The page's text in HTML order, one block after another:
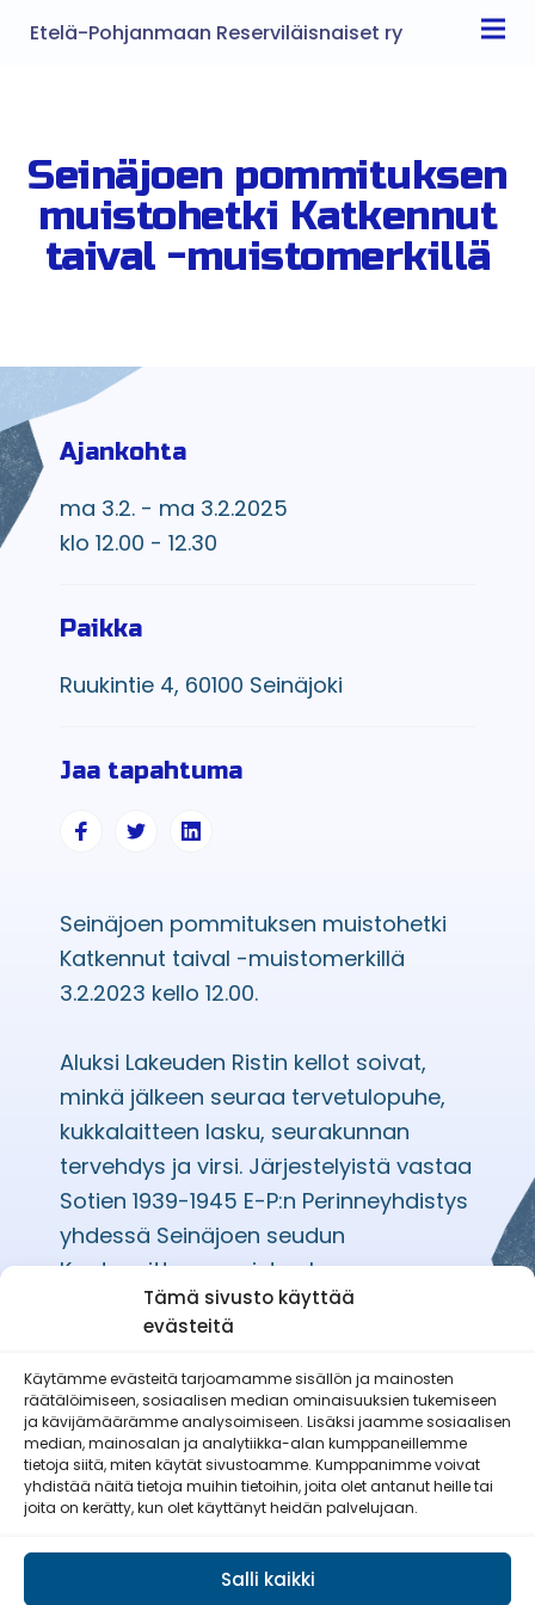
Tämä sivusto käyttää
evästeitä
Käytämme evästeitä tarjoamamme sisällön ja mainosten
räätälöimiseen, sosiaalisen median ominaisuuksien tukemiseen
ja kävijämäärämme analysoimiseen. Lisäksi jaamme sosiaalisen
median, mainosalan ja analytiikka-alan kumppaneillemme
tietoja siitä, miten käytät sivustoamme. Kumppanimme voivat
yhdistää näitä tietoja muihin tietoihin, joita olet antanut heille tai
joita on kerätty, kun olet käyttänyt heidän palvelujaan.
Salli kaikki
Etelä-Pohjanmaan Reserviläisnaiset ry
Seinäjoen pommituksen
muistohetki Katkennut
taival -muistomerkillä
Ajankohta
ma 3.2. - ma 3.2.2025
klo 12.00 - 12.30
Paikka
Ruukintie 4, 60100 Seinäjoki
Jaa tapahtuma
Seinäjoen pommituksen muistohetki
Katkennut taival -muistomerkillä
3.2.2023 kello 12.00.
Aluksi Lakeuden Ristin kellot soivat,
minkä jälkeen seuraa tervetulopuhe,
kukkalaitteen lasku, seurakunnan
tervehdys ja virsi. Järjestelyistä vastaa
Sotien 1939-1945 E-P:n Perinneyhdistys
yhdessä Seinäjoen seudun
Kaatuneitten omaisten kanssa.
Etelä-Pohjanmaan Reserviläisnaiset
ry